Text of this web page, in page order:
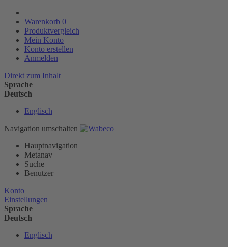
Warenkorb 0
Produktvergleich
Mein Konto
Konto erstellen
Anmelden
Direkt zum Inhalt
Sprache
Deutsch
Englisch
Navigation umschalten
Hauptnavigation
Metanav
Suche
Benutzer
Konto
Einstellungen
Sprache
Deutsch
Englisch